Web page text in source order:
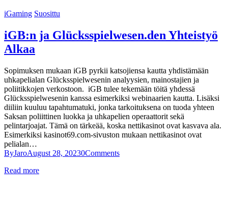
iGaming Suosittu
iGB:n ja Glücksspielwesen.den Yhteistyö
Alkaa
Sopimuksen mukaan iGB pyrkii katsojiensa kautta yhdistämään
uhkapelialan Glücksspielwesenin analyysien, mainostajien ja
poliitikkojen verkostoon. iGB tulee tekemään töitä yhdessä
Glücksspielwesenin kanssa esimerkiksi webinaarien kautta. Lisäksi
diiliin kuuluu tapahtumatuki, jonka tarkoituksena on tuoda yhteen
Saksan poliittinen luokka ja uhkapelien operaattorit sekä
pelintarjoajat. Tämä on tärkeää, koska nettikasinot ovat kasvava ala.
Esimerkiksi kasinot69.com-sivuston mukaan nettikasinot ovat
pelialan…
ByJaroAugust 28, 20230Comments
Read more